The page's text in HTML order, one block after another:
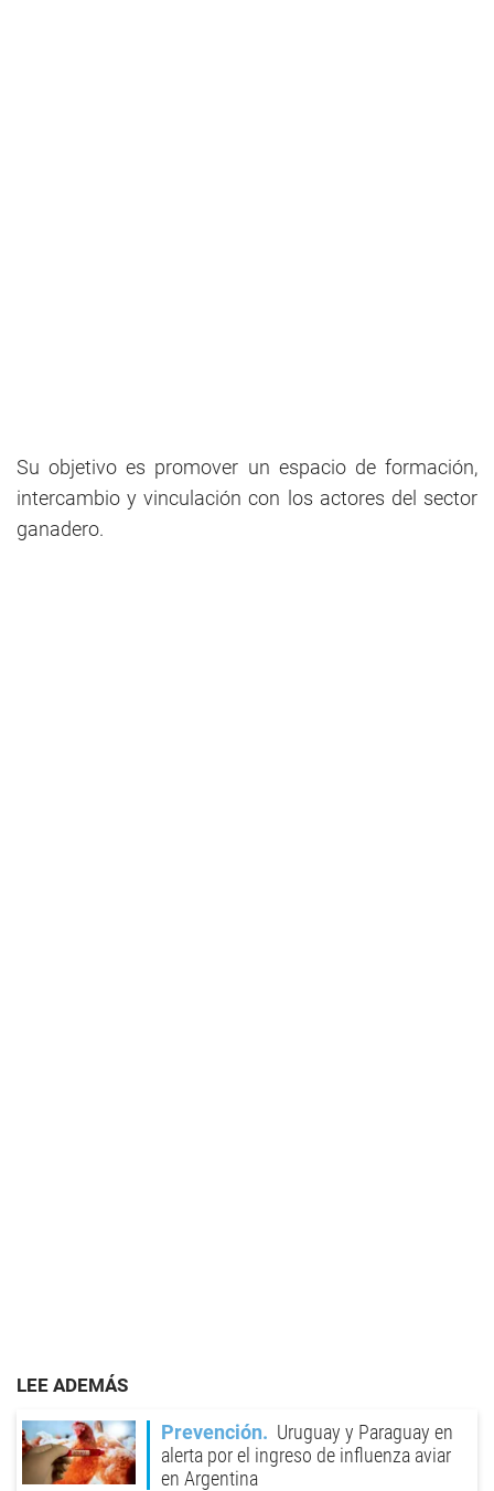
Su objetivo es promover un espacio de formación,
intercambio y vinculación con los actores del sector
ganadero.
LEE ADEMÁS
Prevención
Uruguay y Paraguay en
alerta por el ingreso de influenza aviar
en Argentina